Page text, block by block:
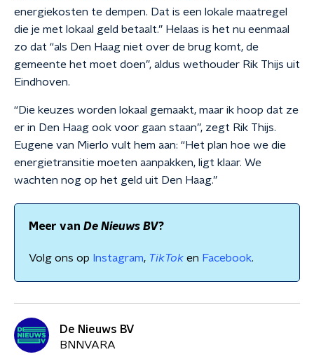
energiekosten te dempen. Dat is een lokale maatregel
die je met lokaal geld betaalt.” Helaas is het nu eenmaal
zo dat “als Den Haag niet over de brug komt, de
gemeente het moet doen”, aldus wethouder Rik Thijs uit
Eindhoven.
“Die keuzes worden lokaal gemaakt, maar ik hoop dat ze
er in Den Haag ook voor gaan staan”, zegt Rik Thijs.
Eugene van Mierlo vult hem aan: “Het plan hoe we die
energietransitie moeten aanpakken, ligt klaar. We
wachten nog op het geld uit Den Haag.”
Meer van De Nieuws BV?
Volg ons op Instagram, TikTok en Facebook.
De Nieuws BV
BNNVARA